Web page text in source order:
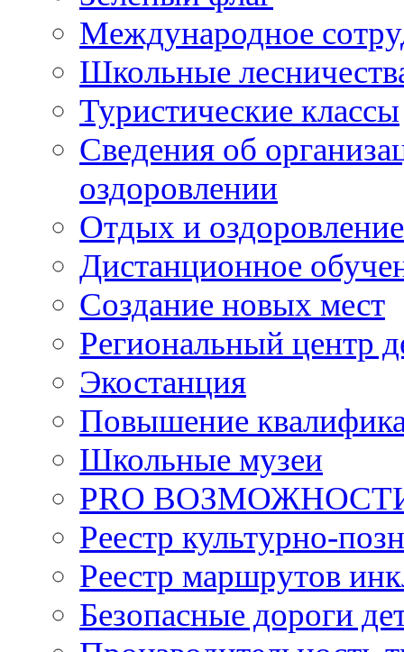
Международное
Школьные
Туристические классы
Сведения об
оздоровлении
Отдых и
Дистанционное
Создание новых мест
Региональный центр
Экостанция
Повышение
Школьные музеи
PRO
Реестр культурно-
Реестр маршрутов
Безопасные дороги